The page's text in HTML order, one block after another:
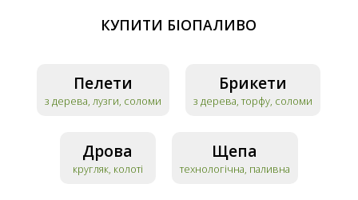
КУПИТИ БІОПАЛИВО
Пелети
з дерева, лузги, соломи
Брикети
з дерева, торфу, соломи
Дрова
кругляк, колоті
Щепа
технологічна, паливна